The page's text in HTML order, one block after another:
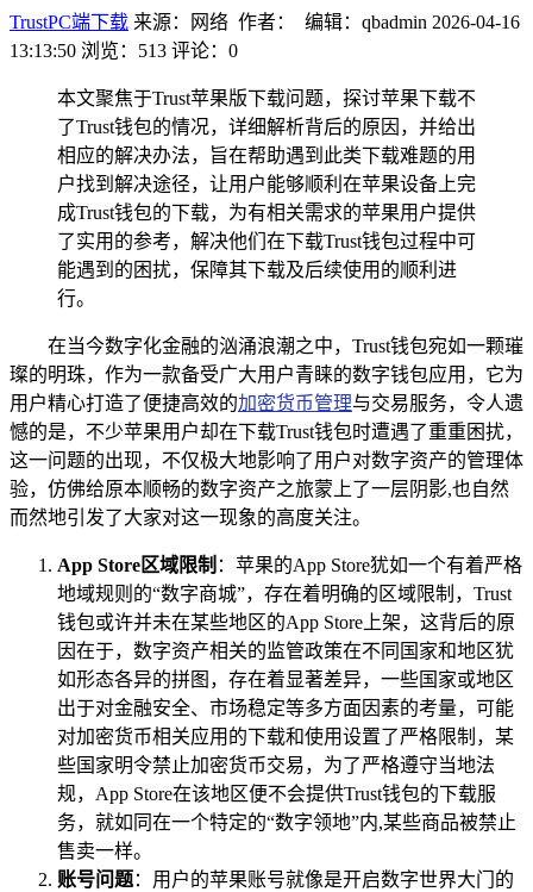
TrustPC端下载 来源：网络 作者： 编辑：qbadmin 2026-04-16
13:13:50 浏览：513 评论：0
本文聚焦于Trust苹果版下载问题，探讨苹果下载不
了Trust钱包的情况，详细解析背后的原因，并给出
相应的解决办法，旨在帮助遇到此类下载难题的用
户找到解决途径，让用户能够顺利在苹果设备上完
成Trust钱包的下载，为有相关需求的苹果用户提供
了实用的参考，解决他们在下载Trust钱包过程中可
能遇到的困扰，保障其下载及后续使用的顺利进
行。
在当今数字化金融的汹涌浪潮之中，Trust钱包宛如一颗璀
璨的明珠，作为一款备受广大用户青睐的数字钱包应用，它为
用户精心打造了便捷高效的加密货币管理与交易服务，令人遗
憾的是，不少苹果用户却在下载Trust钱包时遭遇了重重困扰，
这一问题的出现，不仅极大地影响了用户对数字资产的管理体
验，仿佛给原本顺畅的数字资产之旅蒙上了一层阴影,也自然
而然地引发了大家对这一现象的高度关注。
App Store区域限制 ：苹果的App Store犹如一个有着严格
地域规则的“数字商城”，存在着明确的区域限制，Trust
钱包或许并未在某些地区的App Store上架，这背后的原
因在于，数字资产相关的监管政策在不同国家和地区犹
如形态各异的拼图，存在着显著差异，一些国家或地区
出于对金融安全、市场稳定等多方面因素的考量，可能
对加密货币相关应用的下载和使用设置了严格限制，某
些国家明令禁止加密货币交易，为了严格遵守当地法
规，App Store在该地区便不会提供Trust钱包的下载服
务，就如同在一个特定的“数字领地”内,某些商品被禁止
售卖一样。
账号问题：用户的苹果账号就像是开启数字世界大门的